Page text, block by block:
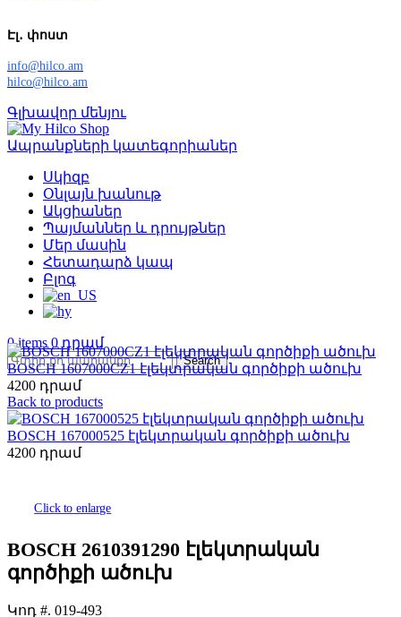
Էլ․ փոստ
info@hilco.am
hilco@hilco.am
Գլխավոր մենյու
Ապրանքների կատեգորիաներ
Սկիզբ
Օնլայն խանութ
Ակցիաներ
Պայմաններ և դրույթներ
Մեր մասին
Հետադարձ կապ
Բլոգ
0items 0
Search
BOSCH 1607000CZ1 էլեկտրական գործիքի ածուխ
4200
Back to products
BOSCH 167000525 էլեկտրական գործիքի ածուխ
4200
Click to enlarge
BOSCH 2610391290 էլեկտրական
գործիքի ածուխ
Կոդ #. 019-493